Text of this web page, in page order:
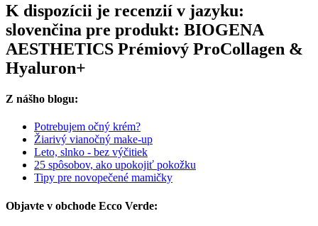
K dispozícii je recenzií v jazyku:
slovenčina pre produkt: BIOGENA
AESTHETICS Prémiový ProCollagen &
Hyaluron+
Z nášho blogu:
Potrebujem očný krém?
Žiarivý vianočný make-up
Leto, slnko - bez výčitiek
25 spôsobov, ako upokojiť pokožku
Tipy pre novopečené mamičky
Objavte v obchode Ecco Verde: